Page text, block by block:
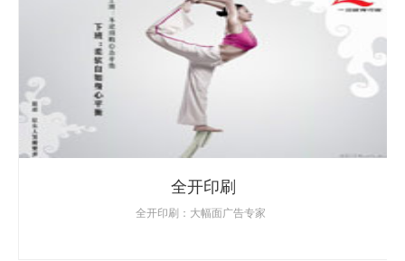
全开印刷
全开印刷：大幅面广告专家